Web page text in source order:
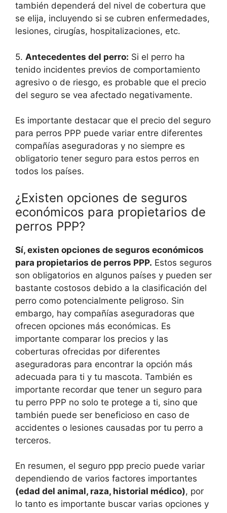
también dependerá del nivel de cobertura que
se elija, incluyendo si se cubren enfermedades,
lesiones, cirugías, hospitalizaciones, etc.
5. Antecedentes del perro: Si el perro ha
tenido incidentes previos de comportamiento
agresivo o de riesgo, es probable que el precio
del seguro se vea afectado negativamente.
Es importante destacar que el precio del seguro
para perros PPP puede variar entre diferentes
compañías aseguradoras y no siempre es
obligatorio tener seguro para estos perros en
todos los países.
¿Existen opciones de seguros
económicos para propietarios de
perros PPP?
Sí, existen opciones de seguros económicos
para propietarios de perros PPP. Estos seguros
son obligatorios en algunos países y pueden ser
bastante costosos debido a la clasificación del
perro como potencialmente peligroso. Sin
embargo, hay compañías aseguradoras que
ofrecen opciones más económicas. Es
importante comparar los precios y las
coberturas ofrecidas por diferentes
aseguradoras para encontrar la opción más
adecuada para ti y tu mascota. También es
importante recordar que tener un seguro para
tu perro PPP no solo te protege a ti, sino que
también puede ser beneficioso en caso de
accidentes o lesiones causadas por tu perro a
terceros.
En resumen, el seguro ppp precio puede variar
dependiendo de varios factores importantes
(edad del animal, raza, historial médico), por
lo tanto es importante buscar varias opciones y